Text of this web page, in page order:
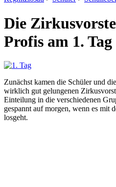
Die
Profis am 1. Tag
Zunächst kamen die Schüler und
wirklich gut gelungenen
Einteilung in die verschiedenen
gespannt auf morgen, wenn es mit
losgeht.